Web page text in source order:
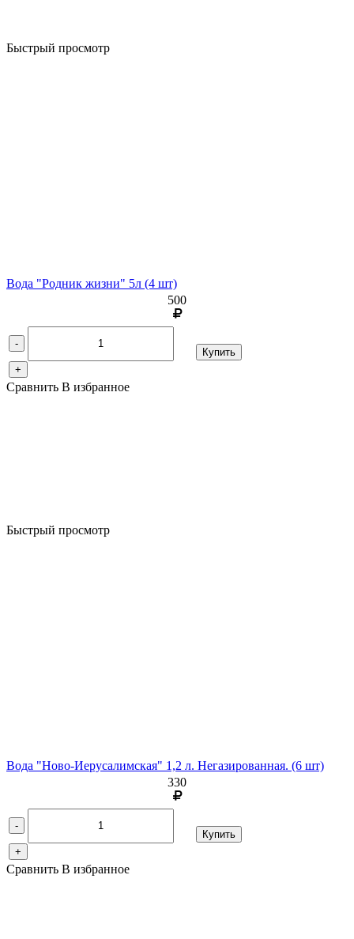
Быстрый просмотр
Вода "Родник жизни" 5л (4 шт)
500
-
+
Купить
Сравнить В избранное
Быстрый просмотр
Вода "Ново-Иерусалимская" 1,2 л. Негазированная. (6 шт)
330
-
+
Купить
Сравнить В избранное